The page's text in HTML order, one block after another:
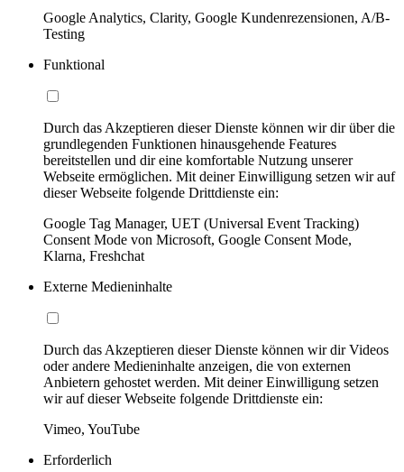
Google Analytics, Clarity, Google Kundenrezensionen, A/B-
Testing
Funktional
Durch das Akzeptieren dieser Dienste können wir dir über die
grundlegenden Funktionen hinausgehende Features
bereitstellen und dir eine komfortable Nutzung unserer
Webseite ermöglichen. Mit deiner Einwilligung setzen wir auf
dieser Webseite folgende Drittdienste ein:
Google Tag Manager, UET (Universal Event Tracking)
Consent Mode von Microsoft, Google Consent Mode,
Klarna, Freshchat
Externe Medieninhalte
Durch das Akzeptieren dieser Dienste können wir dir Videos
oder andere Medieninhalte anzeigen, die von externen
Anbietern gehostet werden. Mit deiner Einwilligung setzen
wir auf dieser Webseite folgende Drittdienste ein:
Vimeo, YouTube
Erforderlich